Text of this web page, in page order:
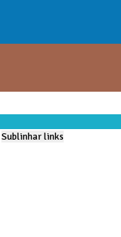
Sublinhar links